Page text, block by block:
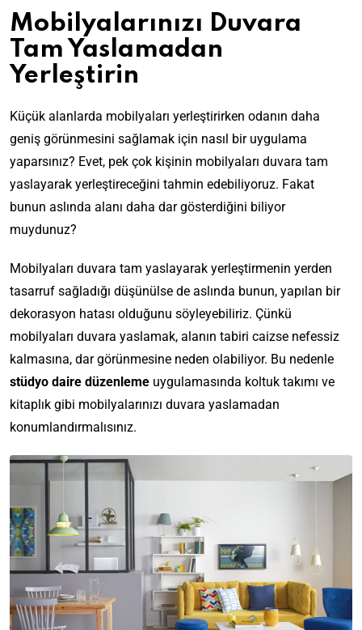
Mobilyalarınızı Duvara
Tam Yaslamadan
Yerleştirin
Küçük alanlarda mobilyaları yerleştirirken odanın daha
geniş görünmesini sağlamak için nasıl bir uygulama
yaparsınız? Evet, pek çok kişinin mobilyaları duvara tam
yaslayarak yerleştireceğini tahmin edebiliyoruz. Fakat
bunun aslında alanı daha dar gösterdiğini biliyor
muydunuz?
Mobilyaları duvara tam yaslayarak yerleştirmenin yerden
tasarruf sağladığı düşünülse de aslında bunun, yapılan bir
dekorasyon hatası olduğunu söyleyebiliriz. Çünkü
mobilyaları duvara yaslamak, alanın tabiri caizse nefessiz
kalmasına, dar görünmesine neden olabiliyor. Bu nedenle
stüdyo daire düzenleme uygulamasında koltuk takımı ve
kitaplık gibi mobilyalarınızı duvara yaslamadan
konumlandırmalısınız.